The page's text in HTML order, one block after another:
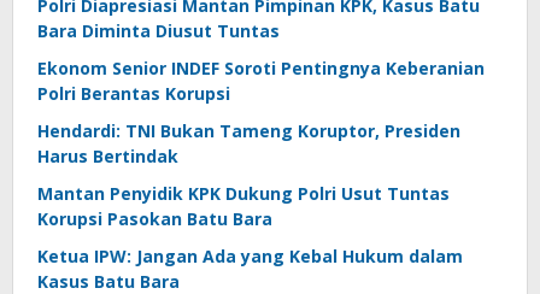
Polri Diapresiasi Mantan Pimpinan KPK, Kasus Batu
Bara Diminta Diusut Tuntas
Ekonom Senior INDEF Soroti Pentingnya Keberanian
Polri Berantas Korupsi
Hendardi: TNI Bukan Tameng Koruptor, Presiden
Harus Bertindak
Mantan Penyidik KPK Dukung Polri Usut Tuntas
Korupsi Pasokan Batu Bara
Ketua IPW: Jangan Ada yang Kebal Hukum dalam
Kasus Batu Bara